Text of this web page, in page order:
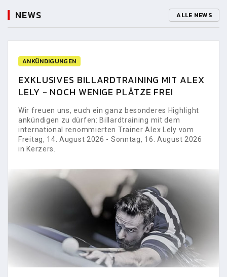
NEWS ALLE NEWS
ANKÜNDIGUNGEN
EXKLUSIVES BILLARDTRAINING MIT ALEX
LELY - NOCH WENIGE PLÄTZE FREI
Wir freuen uns, euch ein ganz besonderes Highlight
ankündigen zu dürfen: Billardtraining mit dem
international renommierten Trainer Alex Lely vom
Freitag, 14. August 2026 - Sonntag, 16. August 2026
in Kerzers.